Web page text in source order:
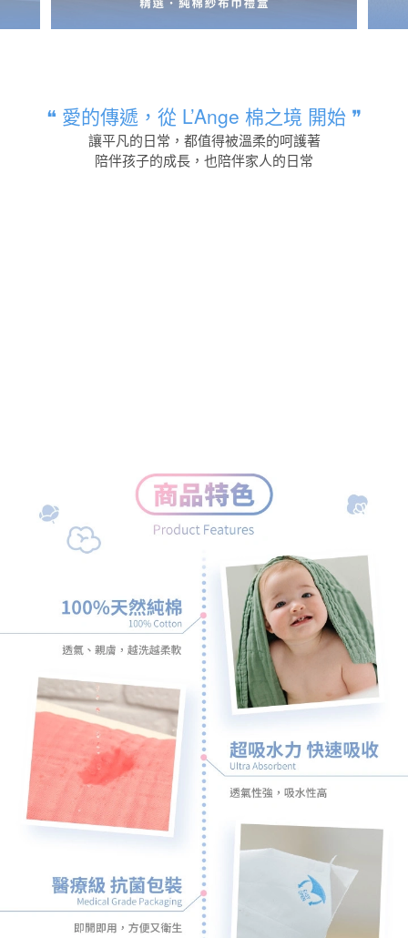
❝ 愛的傳遞，從 L’Ange 棉之境 開始 ❞
讓平凡的日常，都值得被溫柔的呵護著
陪伴孩子的成長，也陪伴家人的日常